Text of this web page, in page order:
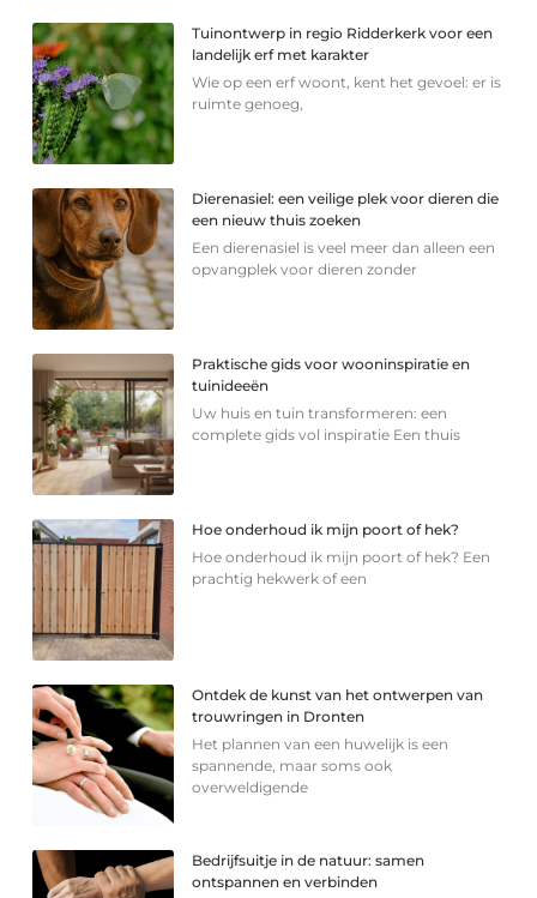
Tuinontwerp in regio Ridderkerk voor een
landelijk erf met karakter
Wie op een erf woont, kent het gevoel: er is
ruimte genoeg,
Dierenasiel: een veilige plek voor dieren die
een nieuw thuis zoeken
Een dierenasiel is veel meer dan alleen een
opvangplek voor dieren zonder
Praktische gids voor wooninspiratie en
tuinideeën
Uw huis en tuin transformeren: een
complete gids vol inspiratie Een thuis
Hoe onderhoud ik mijn poort of hek?
Hoe onderhoud ik mijn poort of hek? Een
prachtig hekwerk of een
Ontdek de kunst van het ontwerpen van
trouwringen in Dronten
Het plannen van een huwelijk is een
spannende, maar soms ook
overweldigende
Bedrijfsuitje in de natuur: samen
ontspannen en verbinden